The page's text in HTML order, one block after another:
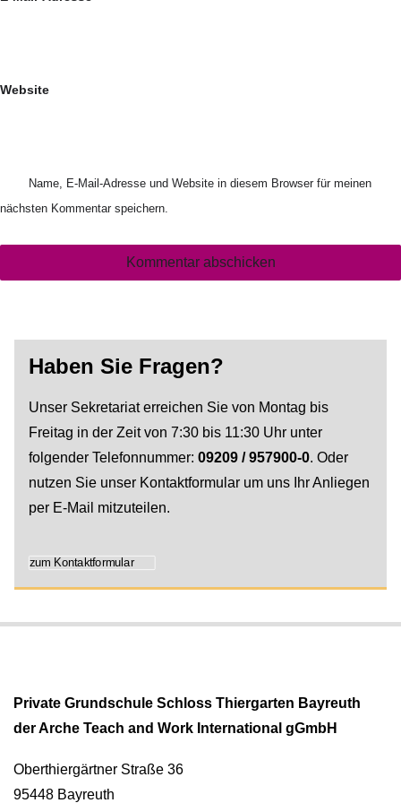
Website
Name, E-Mail-Adresse und Website in diesem Browser für meinen
nächsten Kommentar speichern.
Haben Sie Fragen?
Unser Sekretariat erreichen Sie von Montag bis
Freitag in der Zeit von 7:30 bis 11:30 Uhr unter
folgender Telefonnummer: 09209 / 957900-0. Oder
nutzen Sie unser Kontaktformular um uns Ihr Anliegen
per E-Mail mitzuteilen.
zum Kontaktformular
Private Grundschule Schloss Thiergarten Bayreuth
der Arche Teach and Work International gGmbH
Oberthiergärtner Straße 36
95448 Bayreuth